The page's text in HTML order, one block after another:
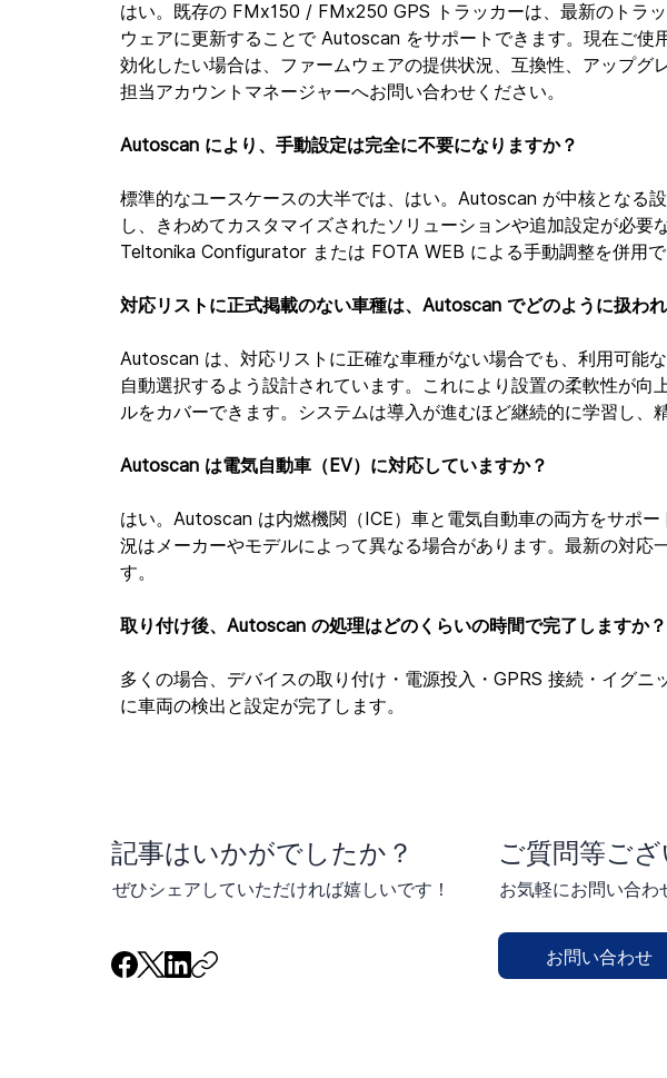
はい。既存の FMx150 / FMx250 GPS トラッカーは、最新のトラ
ウェアに更新することで Autoscan をサポートできます。現在ご
効化したい場合は、ファームウェアの提供状況、互換性、アップグ
担当アカウントマネージャーへお問い合わせください。
Autoscan により、手動設定は完全に不要になりますか？
標準的なユースケースの大半では、はい。Autoscan が中核となる
し、きわめてカスタマイズされたソリューションや追加設定が必要
Teltonika Configurator または FOTA WEB による手動調整を併用で
対応リストに正式掲載のない車種は、Autoscan でどのように扱わ
Autoscan は、対応リストに正確な車種がない場合でも、利用可能
自動選択するよう設計されています。これにより設置の柔軟性が向
ルをカバーできます。システムは導入が進むほど継続的に学習し、
Autoscan は電気自動車（EV）に対応していますか？
はい。Autoscan は内燃機関（ICE）車と電気自動車の両方をサポ
況はメーカーやモデルによって異なる場合があります。最新の対応
す。
取り付け後、Autoscan の処理はどのくらいの時間で完了しますか？
多くの場合、デバイスの取り付け・電源投入・GPRS 接続・イグ
に車両の検出と設定が完了します。
​記事はいかがでしたか？
ぜひシェアしていただければ嬉しいです！
ご質問等ご
お気軽にお問い合わ
お問い合わせ